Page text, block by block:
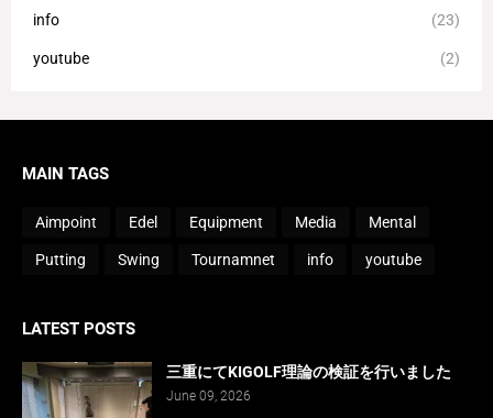
info (23)
youtube (2)
MAIN TAGS
Aimpoint Edel Equipment Media Mental
Putting Swing Tournamnet info youtube
LATEST POSTS
三重にてKIGOLF理論の検証を行いました
June 09, 2026